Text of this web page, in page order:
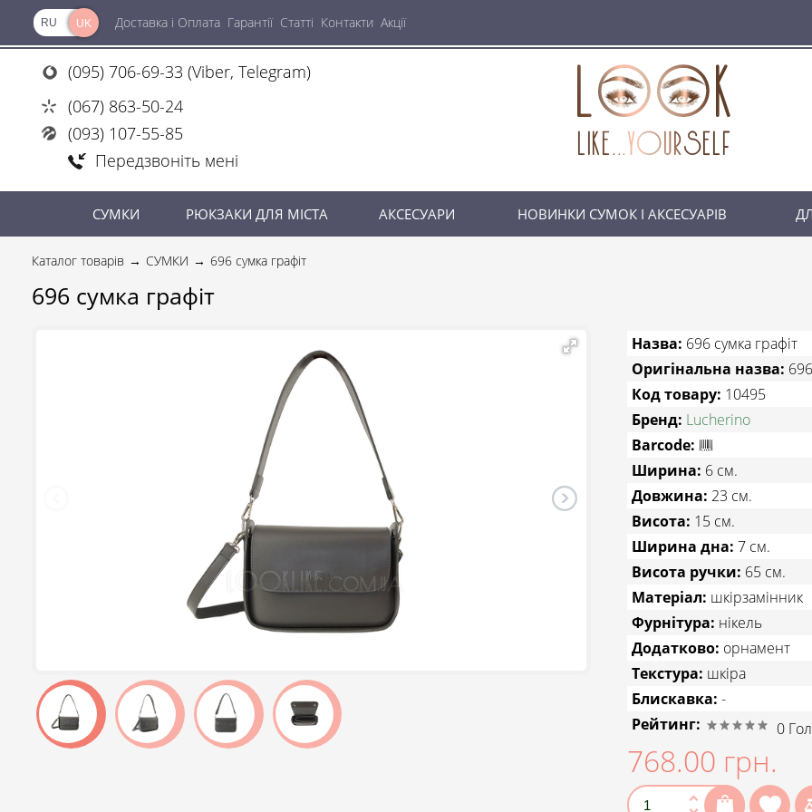
UK
RU Доставка і Оплата Гарантії Статті Контакти Акції
(095) 706-69-33 (Viber, Telegram)
(067) 863-50-24
(093) 107-55-85
Передзвоніть мені
СУМКИ РЮКЗАКИ ДЛЯ МІСТА АКСЕСУАРИ НОВИНКИ СУМОК І АКСЕСУАРІВ
Каталог товарів СУМКИ 696 сумка графіт
696 сумка графіт
Назва: 696 сумка графіт
Оригінальна назва:
Код товару: 10495
Бренд: Lucherino
Barcode:
Ширина: 6 см.
Довжина: 23 см.
Висота: 15 см.
Ширина дна: 7 см.
Висота ручки: 65 см.
Матеріал: шкірзамінник
Фурнітура: нікель
Додатково: орнамент
Текстура: шкіра
Блискавка: -
Рейтинг:
0
768.00 грн.